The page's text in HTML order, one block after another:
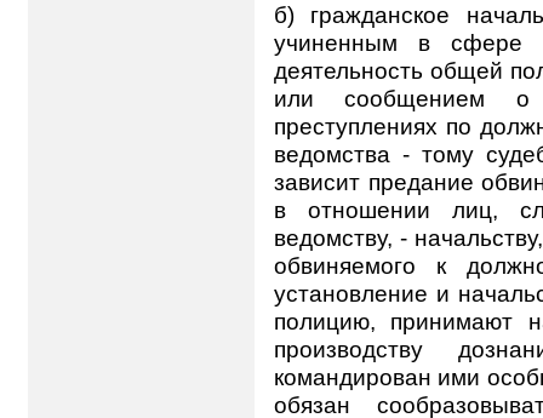
б) гражданское
учиненным в сфере
деятельность общей
или сообщением
преступлениях по
ведомства - тому
зависит предание
в отношении лиц,
ведомству, -
обвиняемого к
установление и
полицию, принимают
производству
командирован ими
обязан